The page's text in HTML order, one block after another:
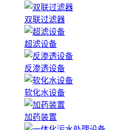
双联过滤器
超滤设备
反渗透设备
软化水设备
加药装置